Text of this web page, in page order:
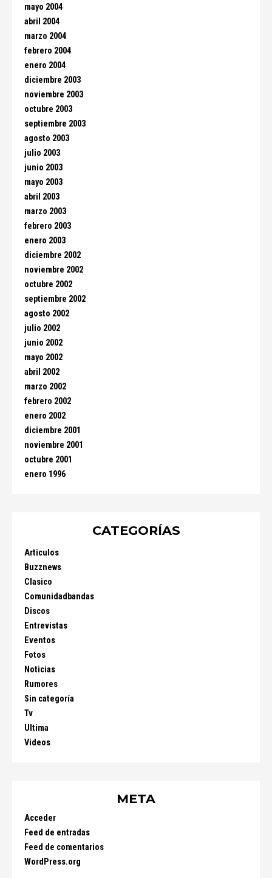
mayo 2004
abril 2004
marzo 2004
febrero 2004
enero 2004
diciembre 2003
noviembre 2003
octubre 2003
septiembre 2003
agosto 2003
julio 2003
junio 2003
mayo 2003
abril 2003
marzo 2003
febrero 2003
enero 2003
diciembre 2002
noviembre 2002
octubre 2002
septiembre 2002
agosto 2002
julio 2002
junio 2002
mayo 2002
abril 2002
marzo 2002
febrero 2002
enero 2002
diciembre 2001
noviembre 2001
octubre 2001
enero 1996
CATEGORÍAS
Articulos
Buzznews
Clasico
Comunidadbandas
Discos
Entrevistas
Eventos
Fotos
Noticias
Rumores
Sin categoría
Tv
Ultima
Videos
META
Acceder
Feed de entradas
Feed de comentarios
WordPress.org